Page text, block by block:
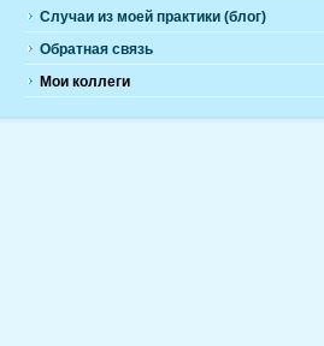
Случаи из моей практики (блог)
Обратная связь
Мои коллеги